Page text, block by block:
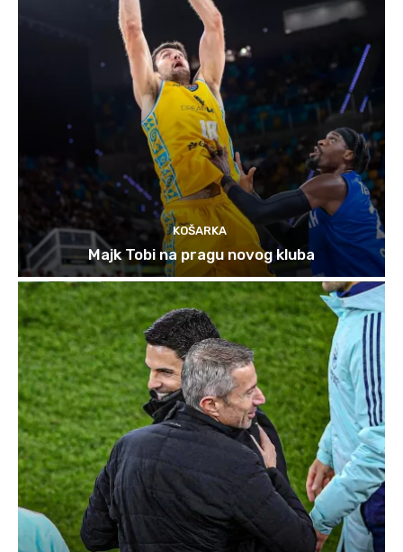
KOŠARKA
Majk Tobi na pragu novog kluba